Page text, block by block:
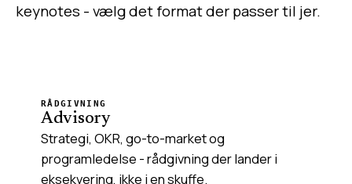
keynotes - vælg det format der passer til jer.
RÅDGIVNING
Advisory
Strategi, OKR, go-to-market og
programledelse - rådgivning der lander i
eksekvering, ikke i en skuffe.